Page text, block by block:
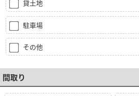
貸土地
駐車場
その他
間取り